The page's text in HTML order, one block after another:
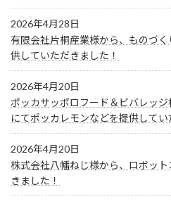
2026年4月28日
有限会社片桐産業様から、ものづ
供していただきました！
2026年4月20日
ポッカサッポロフード＆ビバレッ
にてポッカレモンなどを提供してい
2026年4月20日
株式会社八幡ねじ様から、ロボッ
きました！